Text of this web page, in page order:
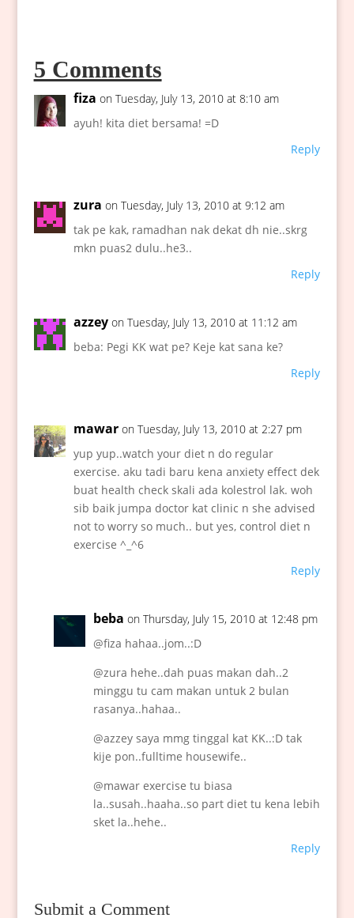
5 Comments
fiza on Tuesday, July 13, 2010 at 8:10 am
ayuh! kita diet bersama! =D
Reply
zura on Tuesday, July 13, 2010 at 9:12 am
tak pe kak, ramadhan nak dekat dh nie..skrg
mkn puas2 dulu..he3..
Reply
azzey on Tuesday, July 13, 2010 at 11:12 am
beba: Pegi KK wat pe? Keje kat sana ke?
Reply
mawar on Tuesday, July 13, 2010 at 2:27 pm
yup yup..watch your diet n do regular
exercise. aku tadi baru kena anxiety effect dek
buat health check skali ada kolestrol lak. woh
sib baik jumpa doctor kat clinic n she advised
not to worry so much.. but yes, control diet n
exercise ^_^6
Reply
beba on Thursday, July 15, 2010 at 12:48 pm
@fiza hahaa..jom..:D
@zura hehe..dah puas makan dah..2
minggu tu cam makan untuk 2 bulan
rasanya..hahaa..
@azzey saya mmg tinggal kat KK..:D tak
kije pon..fulltime housewife..
@mawar exercise tu biasa
la..susah..haaha..so part diet tu kena lebih
sket la..hehe..
Reply
Submit a Comment